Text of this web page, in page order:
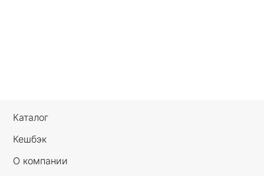
Каталог
Кешбэк
О компании